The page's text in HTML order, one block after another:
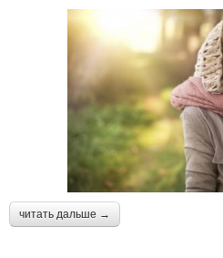
читать дальше →